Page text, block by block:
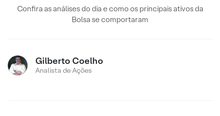
Confira as análises do dia e como os principais ativos da
Bolsa se comportaram
Gilberto Coelho
Analista de Ações